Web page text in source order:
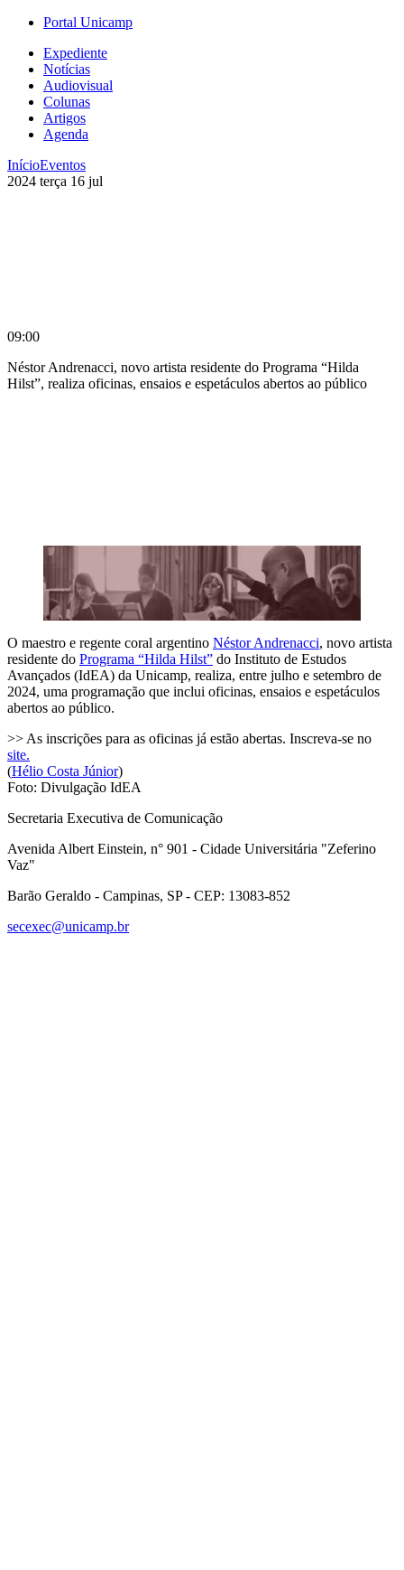
Portal Unicamp
Expediente
Notícias
Audiovisual
Colunas
Artigos
Agenda
InícioEventos
2024 terça 16 jul
09:00
Néstor Andrenacci, novo artista residente do Programa “Hilda
Hilst”, realiza oficinas, ensaios e espetáculos abertos ao público
O maestro e regente coral argentino Néstor Andrenacci, novo artista
residente do Programa “Hilda Hilst” do Instituto de Estudos
Avançados (IdEA) da Unicamp, realiza, entre julho e setembro de
2024, uma programação que inclui oficinas, ensaios e espetáculos
abertos ao público.
>> As inscrições para as oficinas já estão abertas. Inscreva-se no
site.
(Hélio Costa Júnior)
Foto: Divulgação IdEA
Secretaria Executiva de Comunicação
Avenida Albert Einstein, n° 901 - Cidade Universitária "Zeferino
Vaz"
Barão Geraldo - Campinas, SP - CEP: 13083-852
secexec@unicamp.br